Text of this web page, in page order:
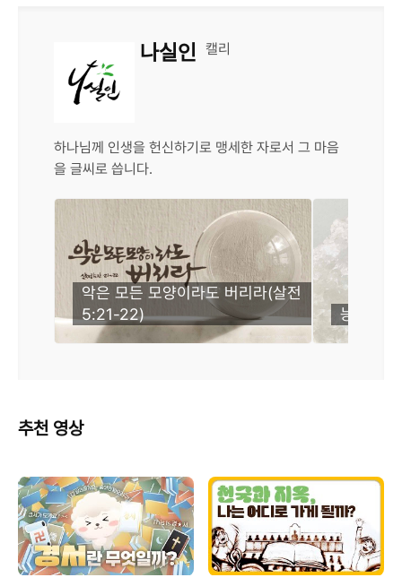
나실인 캘리
하나님께 인생을 헌신하기로 맹세한 자로서 그 마음
을 글씨로 씁니다.
악은 모든 모양이라도 버리라(살전
5:21-22)
능력 주
추천 영상